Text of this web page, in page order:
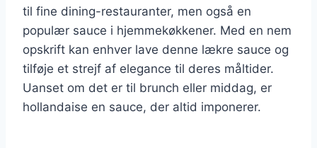
til fine dining-restauranter, men også en
populær sauce i hjemmekøkkener. Med en nem
opskrift kan enhver lave denne lækre sauce og
tilføje et strejf af elegance til deres måltider.
Uanset om det er til brunch eller middag, er
hollandaise en sauce, der altid imponerer.